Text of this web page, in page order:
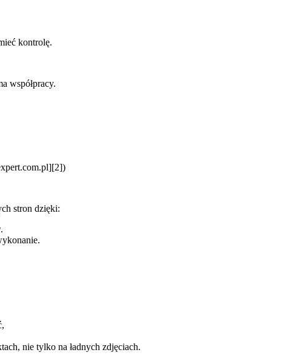
kontrolę.
współpracy.
stron dzięki:
nie tylko na ładnych zdjęciach.